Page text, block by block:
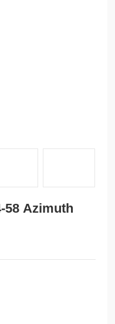
58 Azimuth